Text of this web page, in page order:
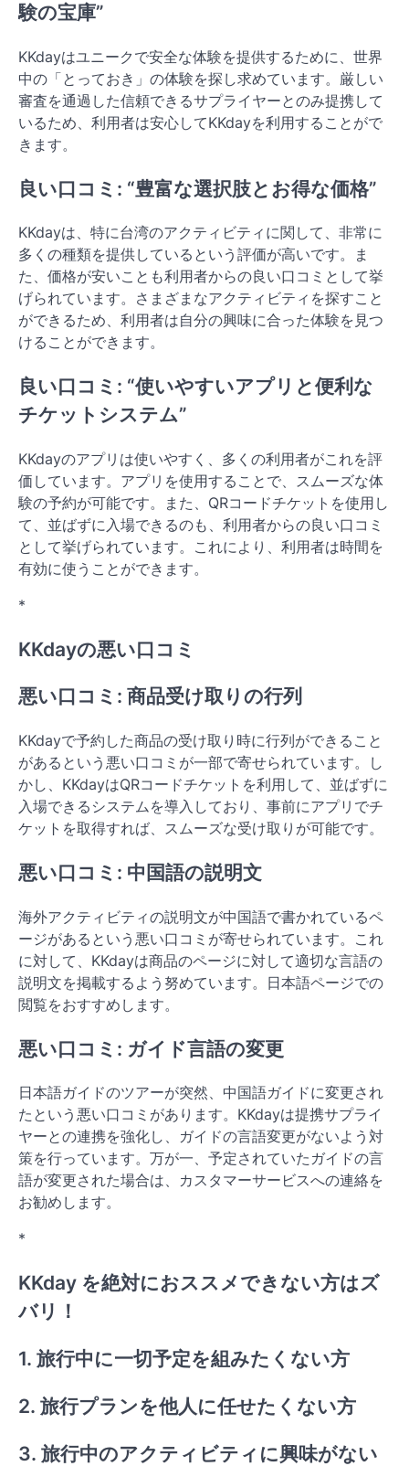
験の宝庫”
KKdayはユニークで安全な体験を提供するために、世界
中の「とっておき」の体験を探し求めています。厳しい
審査を通過した信頼できるサプライヤーとのみ提携して
いるため、利用者は安心してKKdayを利用することがで
きます。
良い口コミ: “豊富な選択肢とお得な価格”
KKdayは、特に台湾のアクティビティに関して、非常に
多くの種類を提供しているという評価が高いです。ま
た、価格が安いことも利用者からの良い口コミとして挙
げられています。さまざまなアクティビティを探すこと
ができるため、利用者は自分の興味に合った体験を見つ
けることができます。
良い口コミ: “使いやすいアプリと便利な
チケットシステム”
KKdayのアプリは使いやすく、多くの利用者がこれを評
価しています。アプリを使用することで、スムーズな体
験の予約が可能です。また、QRコードチケットを使用し
て、並ばずに入場できるのも、利用者からの良い口コミ
として挙げられています。これにより、利用者は時間を
有効に使うことができます。
*
KKdayの悪い口コミ
悪い口コミ: 商品受け取りの行列
KKdayで予約した商品の受け取り時に行列ができること
があるという悪い口コミが一部で寄せられています。し
かし、KKdayはQRコードチケットを利用して、並ばずに
入場できるシステムを導入しており、事前にアプリでチ
ケットを取得すれば、スムーズな受け取りが可能です。
悪い口コミ: 中国語の説明文
海外アクティビティの説明文が中国語で書かれているペ
ージがあるという悪い口コミが寄せられています。これ
に対して、KKdayは商品のページに対して適切な言語の
説明文を掲載するよう努めています。日本語ページでの
閲覧をおすすめします。
悪い口コミ: ガイド言語の変更
日本語ガイドのツアーが突然、中国語ガイドに変更され
たという悪い口コミがあります。KKdayは提携サプライ
ヤーとの連携を強化し、ガイドの言語変更がないよう対
策を行っています。万が一、予定されていたガイドの言
語が変更された場合は、カスタマーサービスへの連絡を
お勧めします。
*
KKday を絶対におススメできない方はズ
バリ！
1. 旅行中に一切予定を組みたくない方
2. 旅行プランを他人に任せたくない方
3. 旅行中のアクティビティに興味がない